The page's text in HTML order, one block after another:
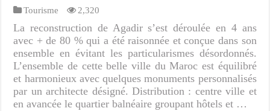
Tourisme 2,320
La reconstruction de Agadir s’est déroulée en 4 ans
avec + de 80 % qui a été raisonnée et conçue dans son
ensemble en évitant les particularismes désordonnés.
L’ensemble de cette belle ville du Maroc est équilibré
et harmonieux avec quelques monuments personnalisés
par un architecte désigné. Distribution : centre ville et
en avancée le quartier balnéaire groupant hôtels et …